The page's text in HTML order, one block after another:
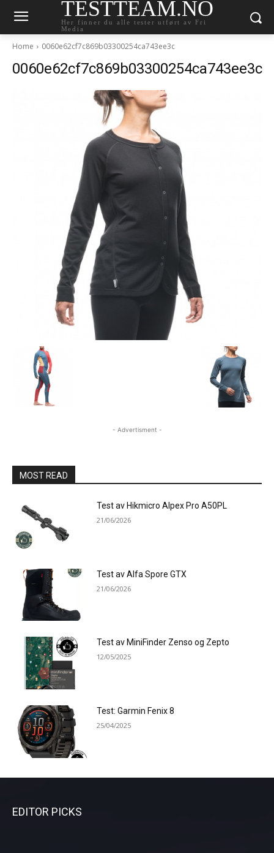
TESTTEAM.NO
Her finner du alle tester utført av Fri
Media
Home 0060e62cf7c869b03300254ca743ee3c
0060e62cf7c869b03300254ca743ee3c
- Advertisment -
MOST READ
Test av Hikmicro Alpex Pro A50PL
21/06/2026
Test av Alfa Spore GTX
21/06/2026
Test av MiniFinder Zenso og Zepto
12/05/2025
Test: Garmin Fenix 8
25/04/2025
EDITOR PICKS